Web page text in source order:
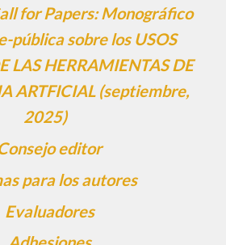
for Papers: Monográfico
pública sobre los USOS
LAS HERRAMIENTAS DE
ARTFICIAL (septiembre,
2025)
editor
para los autores
Evaluadores